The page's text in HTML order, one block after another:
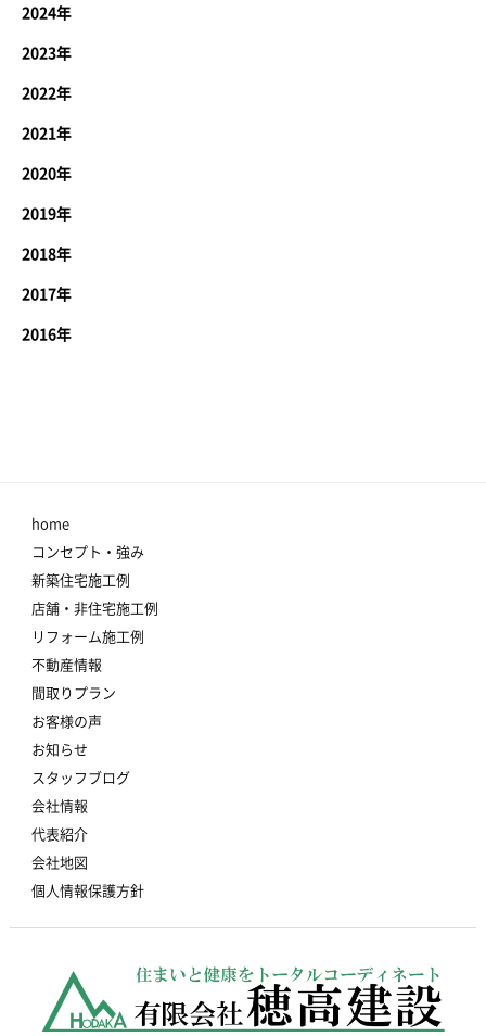
2024年
2023年
2022年
2021年
2020年
2019年
2018年
2017年
2016年
home
コンセプト・強み
新築住宅施工例
店舗・非住宅施工例
リフォーム施工例
不動産情報
間取りプラン
お客様の声
お知らせ
スタッフブログ
会社情報
代表紹介
会社地図
個人情報保護方針